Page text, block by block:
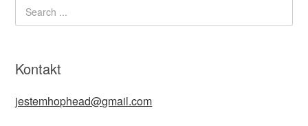
Kontakt
jestemhophead@gmail.com